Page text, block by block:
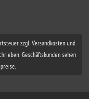
zzgl. Versandkosten und
Geschäftskunden sehen